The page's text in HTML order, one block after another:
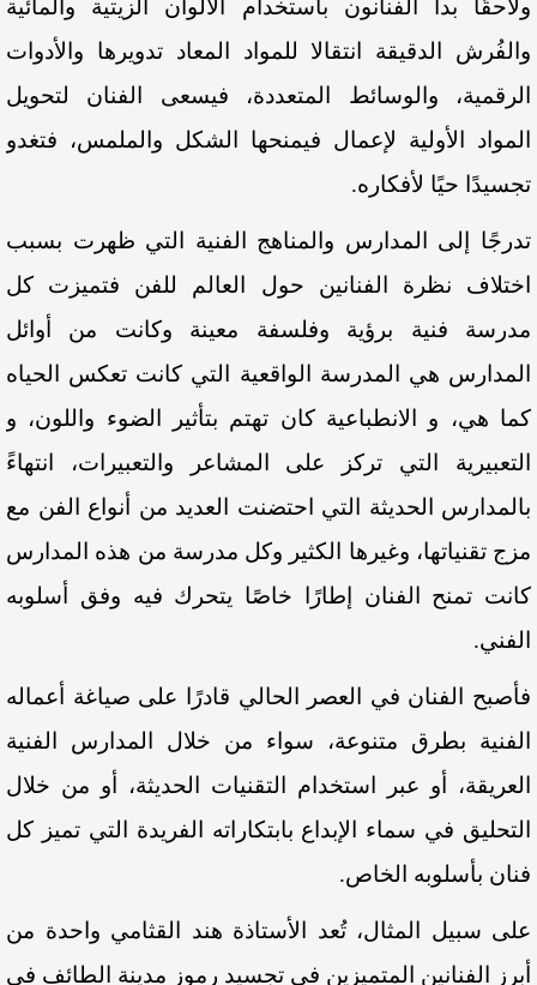
ولاحقًا بدأ الفنانون باستخدام الألوان الزيتية والمائية
والفُرش الدقيقة انتقالا للمواد المعاد تدويرها والأدوات
الرقمية، والوسائط المتعددة، فيسعى الفنان لتحويل
المواد الأولية لإعمال فيمنحها الشكل والملمس، فتغدو
تجسيدًا حيًا لأفكاره.
تدرجًا إلى المدارس والمناهج الفنية التي ظهرت بسبب
اختلاف نظرة الفنانين حول العالم للفن فتميزت كل
مدرسة فنية برؤية وفلسفة معينة وكانت من أوائل
المدارس هي المدرسة الواقعية التي كانت تعكس الحياه
كما هي، و الانطباعية كان تهتم بتأثير الضوء واللون، و
التعبيرية التي تركز على المشاعر والتعبيرات، انتهاءً
بالمدارس الحديثة التي احتضنت العديد من أنواع الفن مع
مزج تقنياتها، وغيرها الكثير وكل مدرسة من هذه المدارس
كانت تمنح الفنان إطارًا خاصًا يتحرك فيه وفق أسلوبه
الفني.
فأصبح الفنان في العصر الحالي قادرًا على صياغة أعماله
الفنية بطرق متنوعة، سواء من خلال المدارس الفنية
العريقة، أو عبر استخدام التقنيات الحديثة، أو من خلال
التحليق في سماء الإبداع بابتكاراته الفريدة التي تميز كل
فنان بأسلوبه الخاص.
على سبيل المثال، تُعد الأستاذة هند القثامي واحدة من
أبرز الفنانين المتميزين في تجسيد رموز مدينة الطائف في